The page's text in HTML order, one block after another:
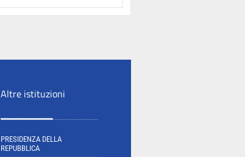
Altre istituzioni
PRESIDENZA DELLA
REPUBBLICA